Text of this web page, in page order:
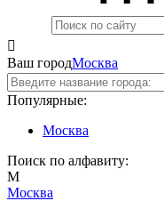

Ваш городМосква
Популярные:
Москва
Поиск по алфавиту:
М
Москва